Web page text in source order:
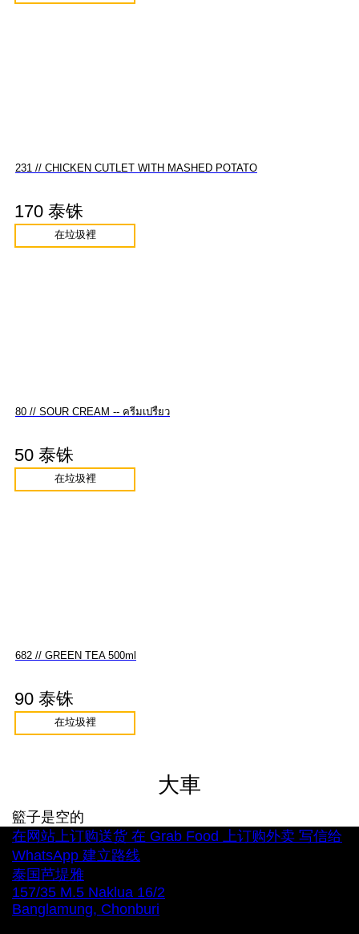
231 // CHICKEN CUTLET WITH MASHED POTATO
170 泰铢
在垃圾裡
80 // SOUR CREAM -- ครีมเปรี้ยว
50 泰铢
在垃圾裡
682 // GREEN TEA 500ml
90 泰铢
在垃圾裡
大車
籃子是空的
在网站上订购送货 在 Grab Food 上订购外卖 写信给
WhatsApp 建立路线
泰国芭堤雅
157/35 M.5 Naklua 16/2
Banglamung, Chonburi